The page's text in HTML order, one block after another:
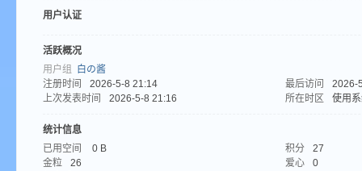
用户认证
活跃概况
用户组
白の酱
注册时间
2026-5-8 21:14 最后访问
2026-
上次发表时间
2026-5-8 21:16 所在时区 使用
统计信息
已用空间
0 B 积分
27
金粒
26 爱心
0